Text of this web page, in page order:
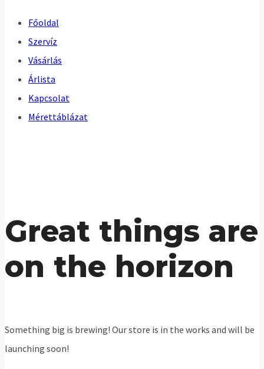
Főoldal
Szervíz
Vásárlás
Árlista
Kapcsolat
Mérettáblázat
Great things are
on the horizon
Something big is brewing! Our store is in the works and will be
launching soon!